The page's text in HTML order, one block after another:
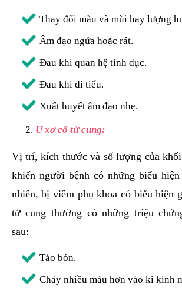
Thay đổi màu và mùi hay lượng
Âm đạo ngứa hoặc rát.
Đau khi quan hệ tình dục.
Đau khi đi tiểu.
Xuất huyết âm đạo nhẹ.
U xơ cổ tử cung:
Vị trí, kích thước và số lượng của
khiến người bệnh có những biểu
nhiên, bị viêm phụ khoa có biểu hiện
tử cung thường có những triệu
sau:
Táo bón.
Chảy nhiều máu hơn vào kì kinh